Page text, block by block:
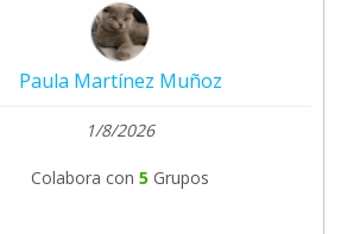
Paula Martínez Muñoz
1/8/2026
Colabora con 5 Grupos